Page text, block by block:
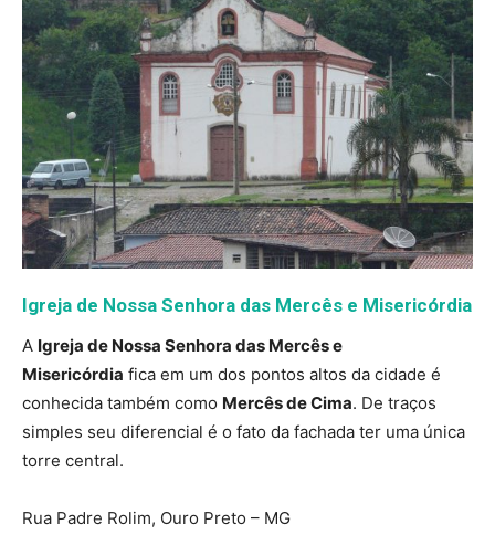
Igreja de Nossa Senhora das Mercês e Misericórdia
A Igreja de Nossa Senhora das Mercês e
Misericórdia fica em um dos pontos altos da cidade é
conhecida também como Mercês de Cima. De traços
simples seu diferencial é o fato da fachada ter uma única
torre central.
Rua Padre Rolim, Ouro Preto – MG